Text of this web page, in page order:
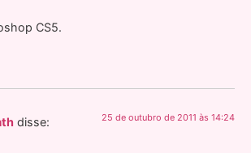
CS5.
disse: 25 de outubro de 2011 às 14:24